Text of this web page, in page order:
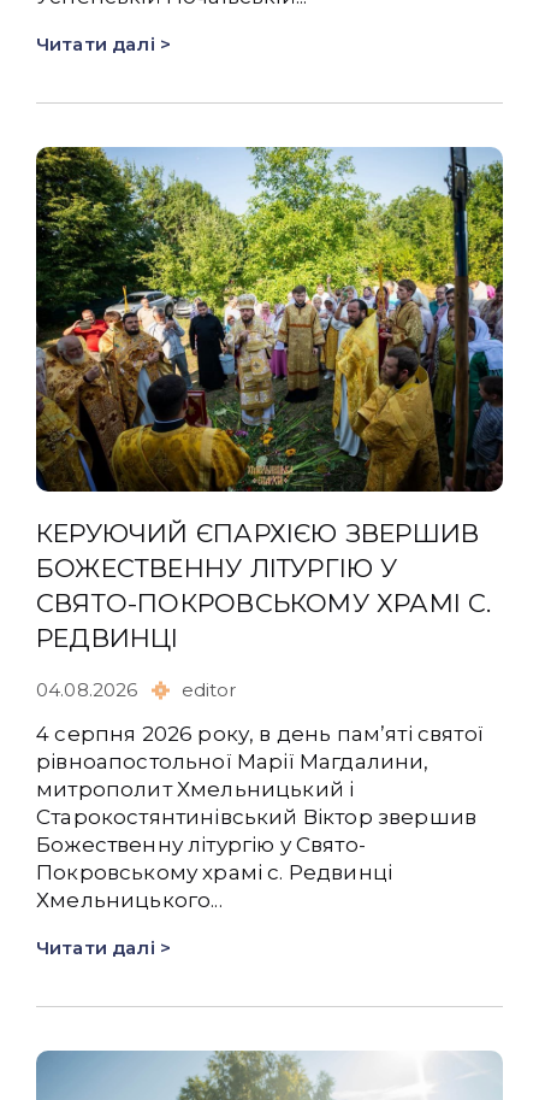
Читати далі >
КЕРУЮЧИЙ ЄПАРХІЄЮ ЗВЕРШИВ
БОЖЕСТВЕННУ ЛІТУРГІЮ У
СВЯТО-ПОКРОВСЬКОМУ ХРАМІ С.
РЕДВИНЦІ
04.08.2026 editor
4 серпня 2026 року, в день памʼяті святої
рівноапостольної Марії Магдалини,
митрополит Хмельницький і
Старокостянтинівський Віктор звершив
Божественну літургію у Свято-
Покровському храмі с. Редвинці
Хмельницького...
Читати далі >